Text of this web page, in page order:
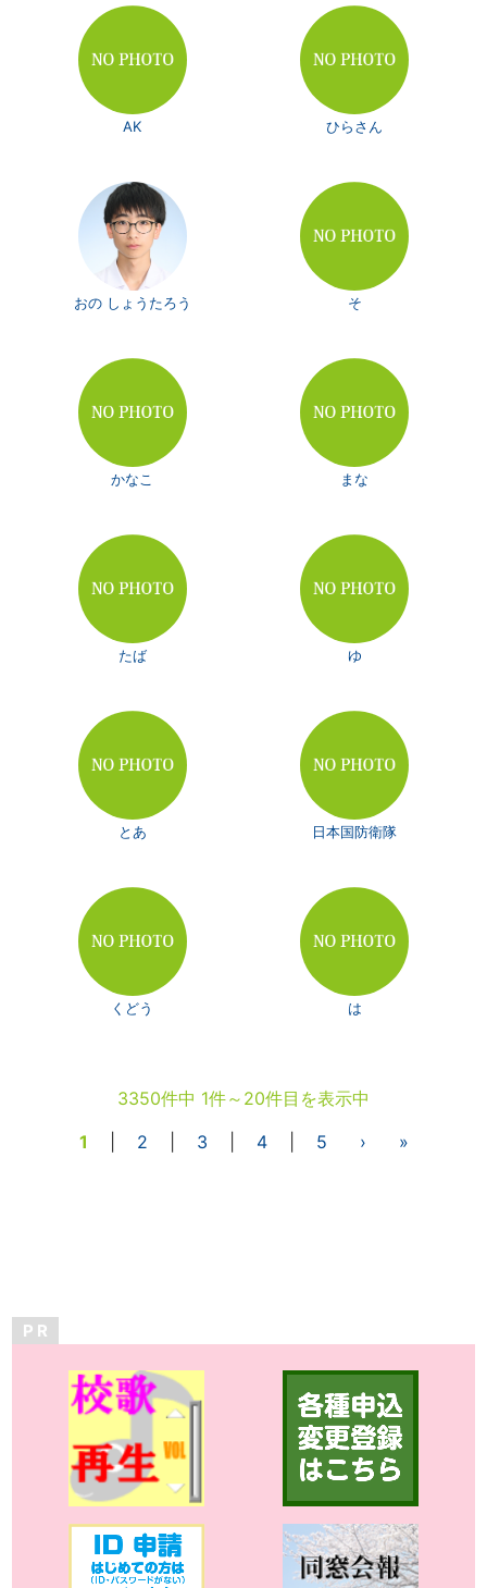
AK ひらさん
おの しょうたろう そ
かなこ まな
たば ゆ
とあ 日本国防衛隊
くどう は
3350件中 1件～20件目を表示中
1
2 3 4| 5 › »
P R